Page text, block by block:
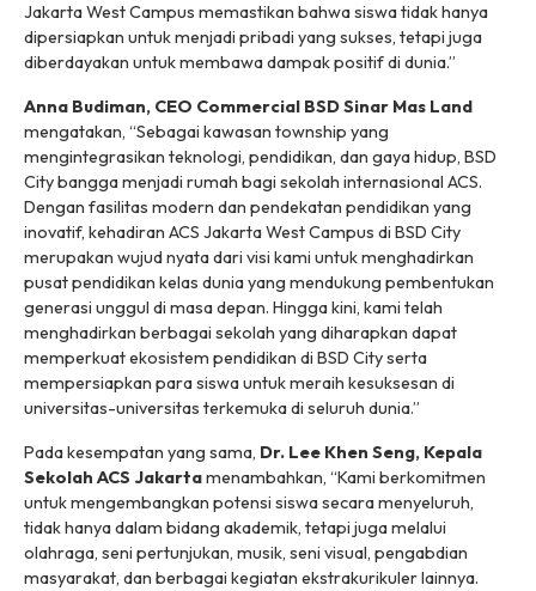
Jakarta West Campus memastikan bahwa siswa tidak hanya
dipersiapkan untuk menjadi pribadi yang sukses, tetapi juga
diberdayakan untuk membawa dampak positif di dunia.”
Anna Budiman, CEO Commercial BSD Sinar Mas Land
mengatakan, “Sebagai kawasan township yang
mengintegrasikan teknologi, pendidikan, dan gaya hidup, BSD
City bangga menjadi rumah bagi sekolah internasional ACS.
Dengan fasilitas modern dan pendekatan pendidikan yang
inovatif, kehadiran ACS Jakarta West Campus di BSD City
merupakan wujud nyata dari visi kami untuk menghadirkan
pusat pendidikan kelas dunia yang mendukung pembentukan
generasi unggul di masa depan. Hingga kini, kami telah
menghadirkan berbagai sekolah yang diharapkan dapat
memperkuat ekosistem pendidikan di BSD City serta
mempersiapkan para siswa untuk meraih kesuksesan di
universitas-universitas terkemuka di seluruh dunia.”
Pada kesempatan yang sama, Dr. Lee Khen Seng, Kepala
Sekolah ACS Jakartamenambahkan, “Kami berkomitmen
untuk mengembangkan potensi siswa secara menyeluruh,
tidak hanya dalam bidang akademik, tetapi juga melalui
olahraga, seni pertunjukan, musik, seni visual, pengabdian
masyarakat, dan berbagai kegiatan ekstrakurikuler lainnya.